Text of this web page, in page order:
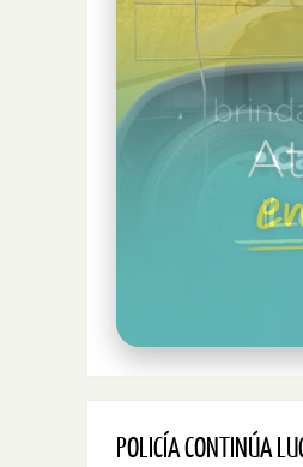
POLICÍA CONTINÚA